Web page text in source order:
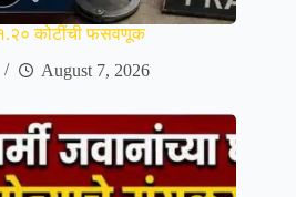
कोटींची फसवणूक
August 7, 2026